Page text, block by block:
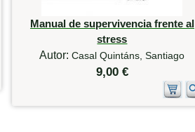
Manual de supervivencia frente al
stress
Autor:Casal Quintáns, Santiago
9,00 €